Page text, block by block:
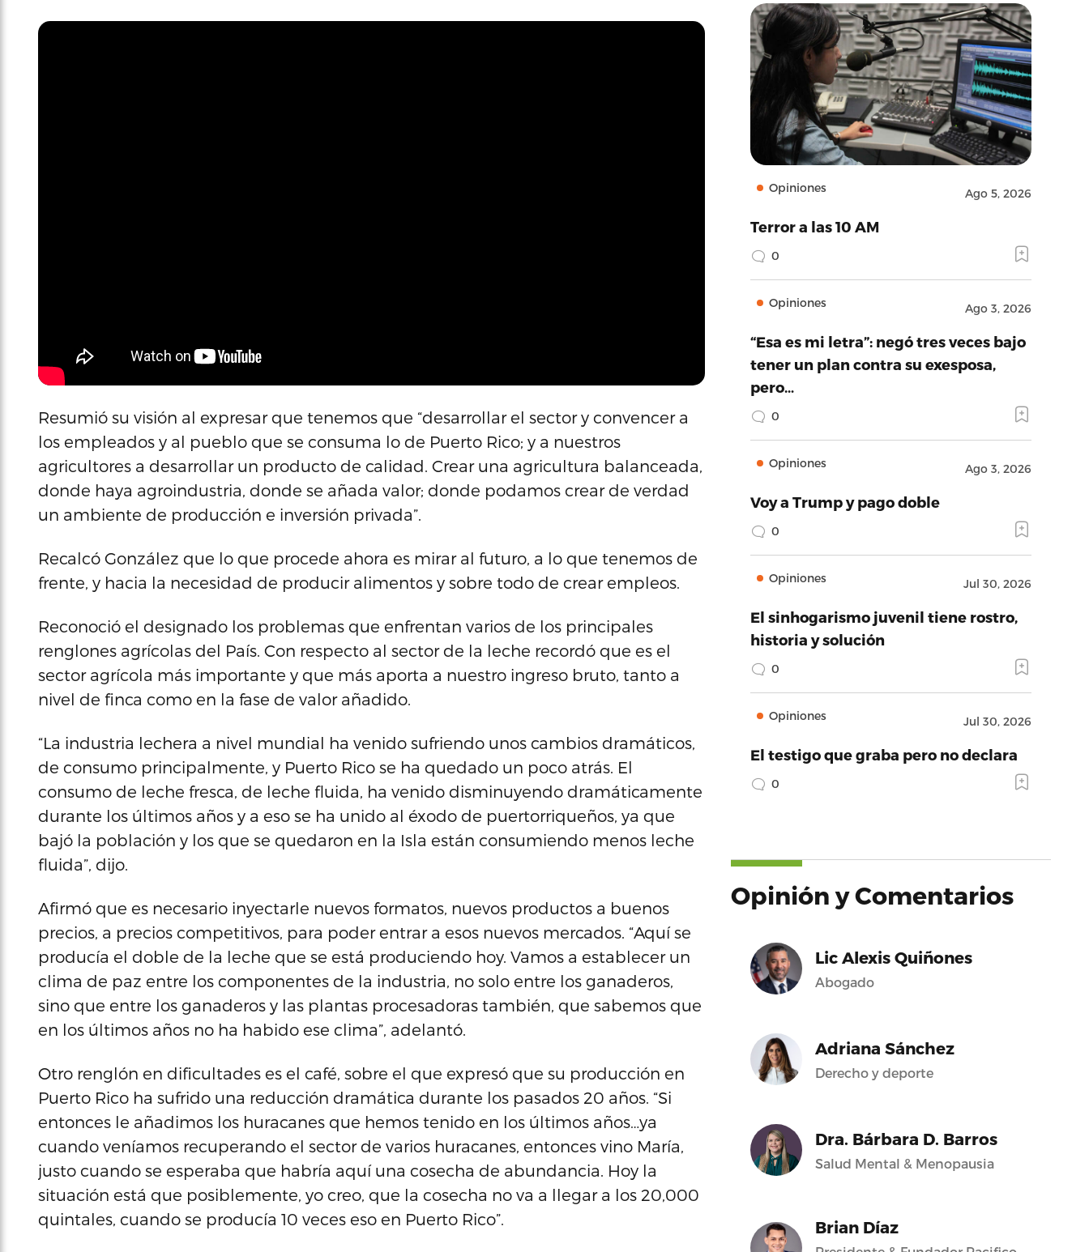
Resumió su visión al expresar que tenemos que “desarrollar el sector y convencer a
los empleados y al pueblo que se consuma lo de Puerto Rico; y a nuestros
agricultores a desarrollar un producto de calidad. Crear una agricultura balanceada,
donde haya agroindustria, donde se añada valor; donde podamos crear de verdad
un ambiente de producción e inversión privada”.
Recalcó González que lo que procede ahora es mirar al futuro, a lo que tenemos de
frente, y hacia la necesidad de producir alimentos y sobre todo de crear empleos.
Reconoció el designado los problemas que enfrentan varios de los principales
renglones agrícolas del País. Con respecto al sector de la leche recordó que es el
sector agrícola más importante y que más aporta a nuestro ingreso bruto, tanto a
nivel de finca como en la fase de valor añadido.
“La industria lechera a nivel mundial ha venido sufriendo unos cambios dramáticos,
de consumo principalmente, y Puerto Rico se ha quedado un poco atrás. El
consumo de leche fresca, de leche fluida, ha venido disminuyendo dramáticamente
durante los últimos años y a eso se ha unido al éxodo de puertorriqueños, ya que
bajó la población y los que se quedaron en la Isla están consumiendo menos leche
fluida”, dijo.
Afirmó que es necesario inyectarle nuevos formatos, nuevos productos a buenos
precios, a precios competitivos, para poder entrar a esos nuevos mercados. “Aquí se
producía el doble de la leche que se está produciendo hoy. Vamos a establecer un
clima de paz entre los componentes de la industria, no solo entre los ganaderos,
sino que entre los ganaderos y las plantas procesadoras también, que sabemos que
en los últimos años no ha habido ese clima”, adelantó.
Otro renglón en dificultades es el café, sobre el que expresó que su producción en
Puerto Rico ha sufrido una reducción dramática durante los pasados 20 años. “Si
entonces le añadimos los huracanes que hemos tenido en los últimos años…ya
cuando veníamos recuperando el sector de varios huracanes, entonces vino María,
justo cuando se esperaba que habría aquí una cosecha de abundancia. Hoy la
situación está que posiblemente, yo creo, que la cosecha no va a llegar a los 20,000
quintales, cuando se producía 10 veces eso en Puerto Rico”.
Opiniones Ago 5, 2026
Terror a las 10 AM
0
Opiniones Ago 3, 2026
“Esa es mi letra”: negó tres veces bajo
tener un plan contra su exesposa,
pero…
0
Opiniones Ago 3, 2026
Voy a Trump y pago doble
0
Opiniones Jul 30, 2026
El sinhogarismo juvenil tiene rostro,
historia y solución
0
Opiniones Jul 30, 2026
El testigo que graba pero no declara
0
Opinión y Comentarios
Lic Alexis Quiñones
Abogado
Adriana Sánchez
Derecho y deporte
Dra. Bárbara D. Barros
Salud Mental & Menopausia
Brian Díaz